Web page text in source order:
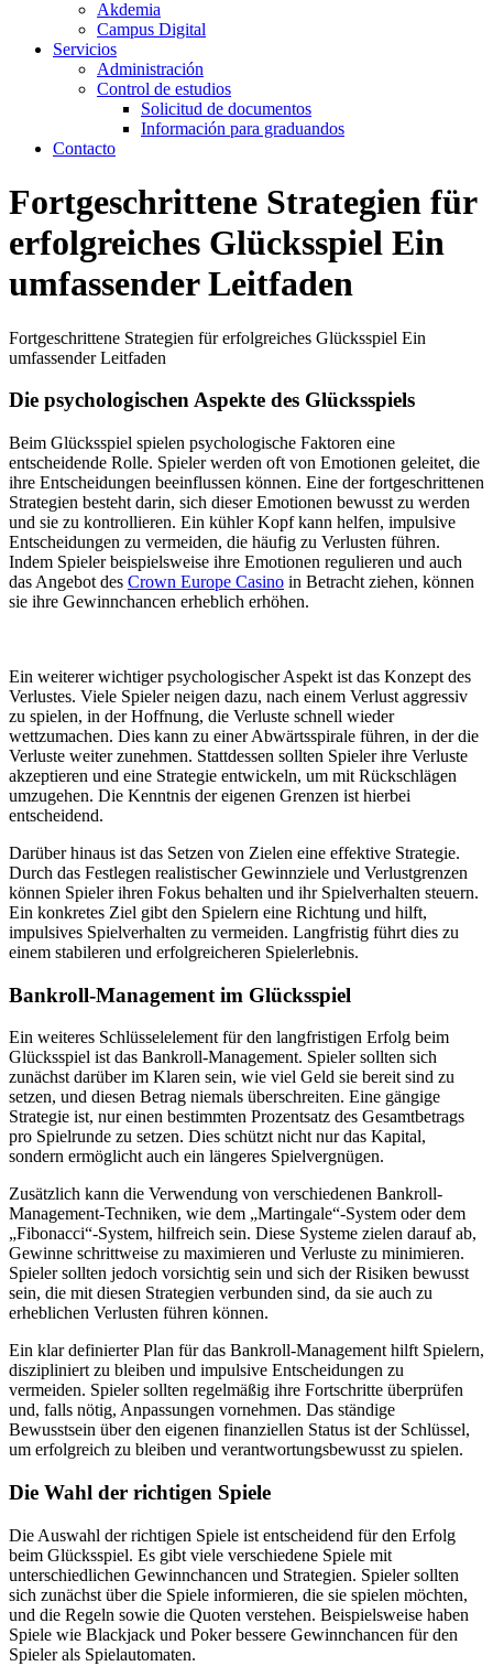
Akdemia
Campus Digital
Servicios
Administración
Control de estudios
Solicitud de documentos
Información para graduandos
Contacto
Fortgeschrittene Strategien für
erfolgreiches Glücksspiel Ein
umfassender Leitfaden
Fortgeschrittene Strategien für erfolgreiches Glücksspiel Ein
umfassender Leitfaden
Die psychologischen Aspekte des Glücksspiels
Beim Glücksspiel spielen psychologische Faktoren eine
entscheidende Rolle. Spieler werden oft von Emotionen geleitet, die
ihre Entscheidungen beeinflussen können. Eine der fortgeschrittenen
Strategien besteht darin, sich dieser Emotionen bewusst zu werden
und sie zu kontrollieren. Ein kühler Kopf kann helfen, impulsive
Entscheidungen zu vermeiden, die häufig zu Verlusten führen.
Indem Spieler beispielsweise ihre Emotionen regulieren und auch
das Angebot des Crown Europe Casino in Betracht ziehen, können
sie ihre Gewinnchancen erheblich erhöhen.
Ein weiterer wichtiger psychologischer Aspekt ist das Konzept des
Verlustes. Viele Spieler neigen dazu, nach einem Verlust aggressiv
zu spielen, in der Hoffnung, die Verluste schnell wieder
wettzumachen. Dies kann zu einer Abwärtsspirale führen, in der die
Verluste weiter zunehmen. Stattdessen sollten Spieler ihre Verluste
akzeptieren und eine Strategie entwickeln, um mit Rückschlägen
umzugehen. Die Kenntnis der eigenen Grenzen ist hierbei
entscheidend.
Darüber hinaus ist das Setzen von Zielen eine effektive Strategie.
Durch das Festlegen realistischer Gewinnziele und Verlustgrenzen
können Spieler ihren Fokus behalten und ihr Spielverhalten steuern.
Ein konkretes Ziel gibt den Spielern eine Richtung und hilft,
impulsives Spielverhalten zu vermeiden. Langfristig führt dies zu
einem stabileren und erfolgreicheren Spielerlebnis.
Bankroll-Management im Glücksspiel
Ein weiteres Schlüsselelement für den langfristigen Erfolg beim
Glücksspiel ist das Bankroll-Management. Spieler sollten sich
zunächst darüber im Klaren sein, wie viel Geld sie bereit sind zu
setzen, und diesen Betrag niemals überschreiten. Eine gängige
Strategie ist, nur einen bestimmten Prozentsatz des Gesamtbetrags
pro Spielrunde zu setzen. Dies schützt nicht nur das Kapital,
sondern ermöglicht auch ein längeres Spielvergnügen.
Zusätzlich kann die Verwendung von verschiedenen Bankroll-
Management-Techniken, wie dem „Martingale“-System oder dem
„Fibonacci“-System, hilfreich sein. Diese Systeme zielen darauf ab,
Gewinne schrittweise zu maximieren und Verluste zu minimieren.
Spieler sollten jedoch vorsichtig sein und sich der Risiken bewusst
sein, die mit diesen Strategien verbunden sind, da sie auch zu
erheblichen Verlusten führen können.
Ein klar definierter Plan für das Bankroll-Management hilft Spielern,
diszipliniert zu bleiben und impulsive Entscheidungen zu
vermeiden. Spieler sollten regelmäßig ihre Fortschritte überprüfen
und, falls nötig, Anpassungen vornehmen. Das ständige
Bewusstsein über den eigenen finanziellen Status ist der Schlüssel,
um erfolgreich zu bleiben und verantwortungsbewusst zu spielen.
Die Wahl der richtigen Spiele
Die Auswahl der richtigen Spiele ist entscheidend für den Erfolg
beim Glücksspiel. Es gibt viele verschiedene Spiele mit
unterschiedlichen Gewinnchancen und Strategien. Spieler sollten
sich zunächst über die Spiele informieren, die sie spielen möchten,
und die Regeln sowie die Quoten verstehen. Beispielsweise haben
Spiele wie Blackjack und Poker bessere Gewinnchancen für den
Spieler als Spielautomaten.